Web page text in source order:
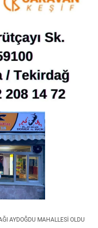
AYDOĞDU MAHALLESI OLDU